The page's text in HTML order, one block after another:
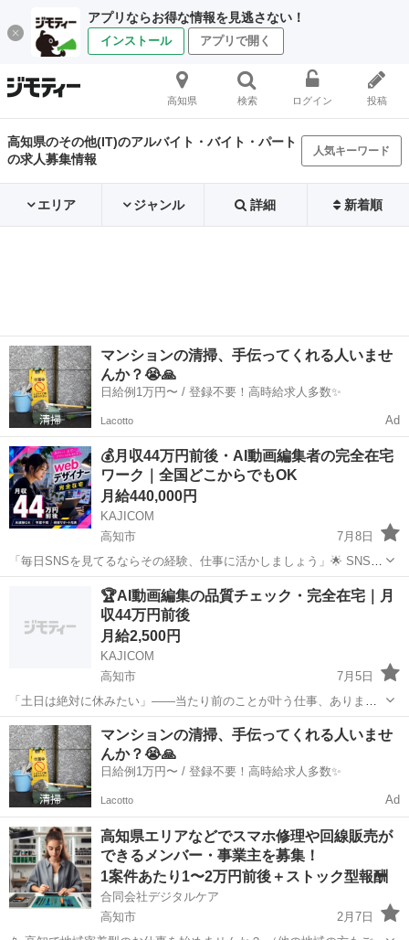
アプリならお得な情報を見逃さない！
インストール アプリで開く
高知県 検索 ログイン 投稿
高知県のその他(IT)のアルバイト・バイト・パート
の求人募集情報
人気キーワード
エリア ジャンル 詳細 新着順
マンションの清掃、手伝ってくれる人いませ
んか？😭🙏
日給例1万円〜 / 登録不要！高時給求人多数✨
Lacotto Ad
💰月収44万円前後・AI動画編集者の完全在宅
ワーク｜全国どこからでもOK
月給440,000円
KAJICOM
高知市
7月8日
「毎日SNSを見てるならその経験、仕事に活かしましょう」🌟 SNSの
トレンド感覚・ユーザー視点が、 AI投稿文のチェックに直接活きま
高知市 その他 スタッフ
🏆AI動画編集の品質チェック・完全在宅｜月
収44万円前後
月給2,500円
KAJICOM
高知市
7月5日
「土日は絶対に休みたい」——当たり前のことが叶う仕事、あります
🗓️ 弊社のwebデザイナー案件は、土日休み・完全在宅・時短相談OK。
月収44万円前後を目安に、自分のライフスタイルを崩さずに働けます
✨ 「稼ぐた...
高知 高知市 動画編集
マンションの清掃、手伝ってくれる人いませ
んか？😭🙏
日給例1万円〜 / 登録不要！高時給求人多数✨
Lacotto Ad
高知県エリアなどでスマホ修理や回線販売が
できるメンバー・事業主を募集！
1案件あたり1〜2万円前後＋ストック型報酬
合同会社デジタルケア
高知市
2月7日